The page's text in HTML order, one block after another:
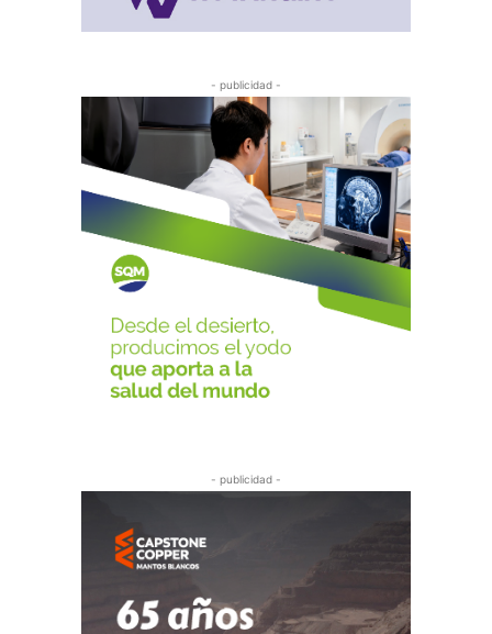
- publicidad -
- publicidad -